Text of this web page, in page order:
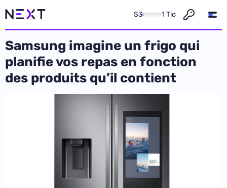
S3 1 Tio
Samsung imagine un frigo qui
planifie vos repas en fonction
des produits qu’il contient